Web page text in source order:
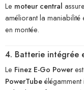
Le moteur central
améliorant la maniabilité
en montée.
4. Batterie intégrée
Le Finez E-Go Power
PowerTube